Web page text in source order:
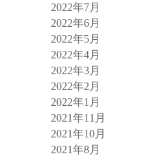
2022年7月
2022年6月
2022年5月
2022年4月
2022年3月
2022年2月
2022年1月
2021年11月
2021年10月
2021年8月